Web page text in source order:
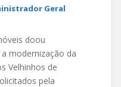
Geral
doou
modernização da
Velhinhos de
pela